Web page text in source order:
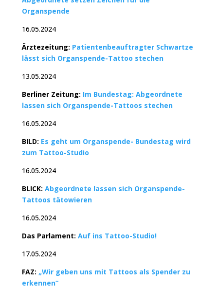
Organspende
16.05.2024
Ärztezeitung: Patientenbeauftragter Schwartze
lässt sich Organspende-Tattoo stechen
13.05.2024
Berliner Zeitung: Im Bundestag: Abgeordnete
lassen sich Organspende-Tattoos stechen
16.05.2024
BILD: Es geht um Organspende- Bundestag wird
zum Tattoo-Studio
16.05.2024
BLICK: Abgeordnete lassen sich Organspende-
Tattoos tätowieren
16.05.2024
Das Parlament: Auf ins Tattoo-Studio!
17.05.2024
FAZ: „Wir geben uns mit Tattoos als Spender zu
erkennen“